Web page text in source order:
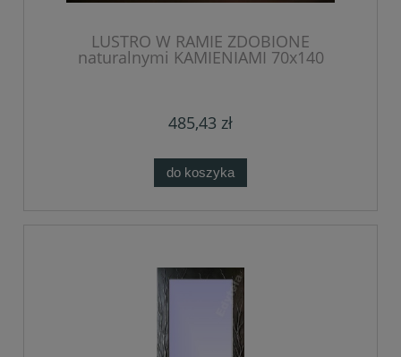
LUSTRO W RAMIE ZDOBIONE
naturalnymi KAMIENIAMI 70x140
485,43 zł
do koszyka